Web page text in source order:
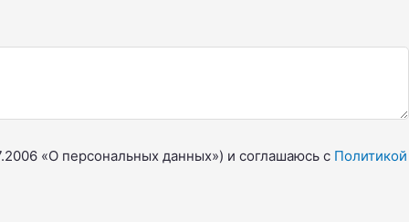
«О персональных данных») и соглашаюсь с Политикой